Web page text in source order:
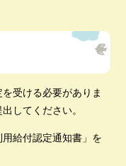
受ける必要がありま
してください。
給付認定通知書」を